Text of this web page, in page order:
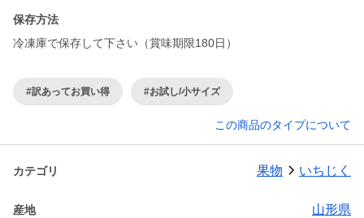
保存方法
冷凍庫で保存して下さい（賞味期限180日）
#訳あってお買い得 #お試し/小サイズ
この商品のタイプについて
カテゴリ 果物 いちじく
産地 山形県